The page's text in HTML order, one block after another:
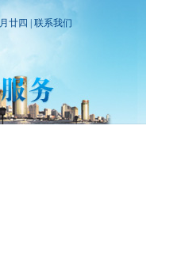
廿四 | 联系我们